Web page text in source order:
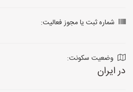
شماره ثبت یا مجوز فعالیت:
وضعیت سکونت:
در ایران